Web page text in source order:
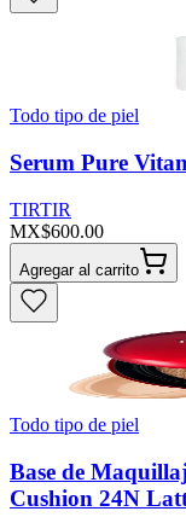
Todo tipo de piel
Serum Pure
TIRTIR
MX$600.00
Agregar al carrito
Todo tipo de piel
Base de
Cushion 24N